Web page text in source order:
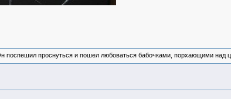
проснуться и пошел любоваться бабочками, порхающими над